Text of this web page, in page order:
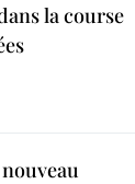
la course